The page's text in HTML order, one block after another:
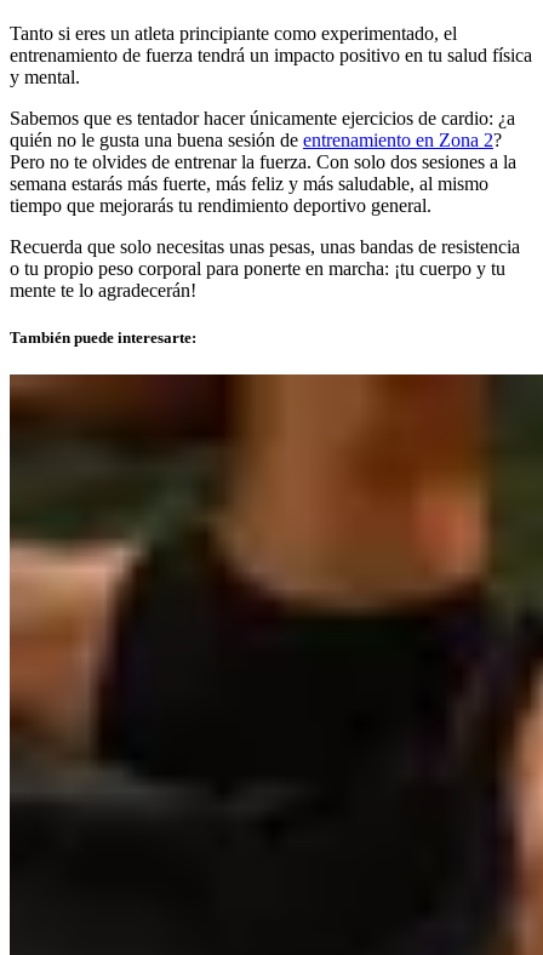
Tanto si eres un atleta principiante como experimentado, el
entrenamiento de fuerza tendrá un impacto positivo en tu salud física
y mental.
Sabemos que es tentador hacer únicamente ejercicios de cardio: ¿a
quién no le gusta una buena sesión de entrenamiento en Zona 2?
Pero no te olvides de entrenar la fuerza. Con solo dos sesiones a la
semana estarás más fuerte, más feliz y más saludable, al mismo
tiempo que mejorarás tu rendimiento deportivo general.
Recuerda que solo necesitas unas pesas, unas bandas de resistencia
o tu propio peso corporal para ponerte en marcha: ¡tu cuerpo y tu
mente te lo agradecerán!
También puede interesarte: